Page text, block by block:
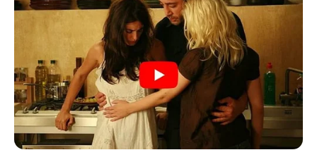
Φωτογραφία απόiXimusαπό τοPixabay
ΜΠΟΡΕΙΤΕ ΕΠΙΣΗΣ ΝΑ ΔΙΑΒΑΣΕΤΕ ΤΟ ΑΡΘΡΟ